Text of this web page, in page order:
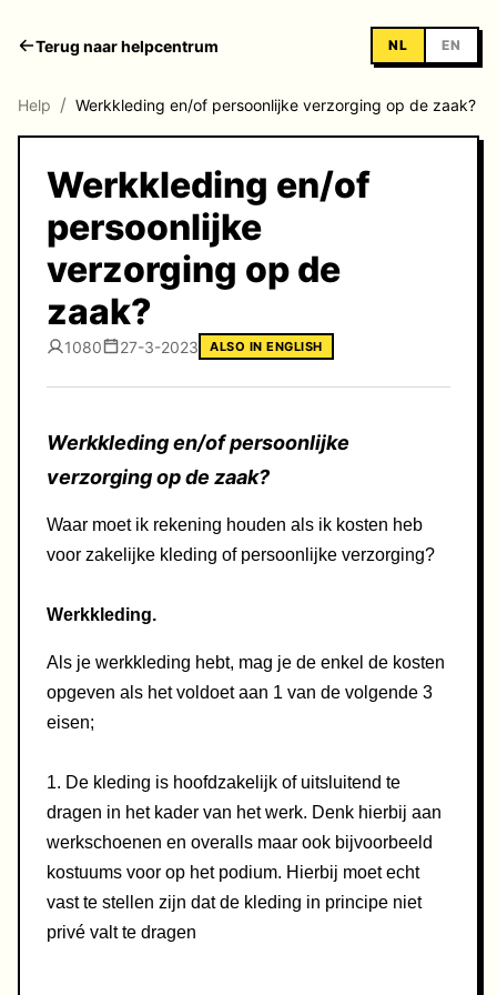
Terug naar helpcentrum NL EN
Help / Werkkleding en/of persoonlijke verzorging op de zaak?
Werkkleding en/of
persoonlijke
verzorging op de
zaak?
1080 27-3-2023 ALSO IN ENGLISH
Werkkleding en/of persoonlijke
verzorging op de zaak?
Waar moet ik rekening houden als ik kosten heb
voor zakelijke kleding of persoonlijke verzorging?
Werkkleding.
Als je werkkleding hebt, mag je de enkel de kosten
opgeven als het voldoet aan 1 van de volgende 3
eisen;
1. De kleding is hoofdzakelijk of uitsluitend te
dragen in het kader van het werk. Denk hierbij aan
werkschoenen en overalls maar ook bijvoorbeeld
kostuums voor op het podium. Hierbij moet echt
vast te stellen zijn dat de kleding in principe niet
privé valt te dragen